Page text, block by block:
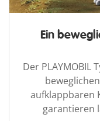
Ein
Der PLAYMOBIL
aufklappbaren
garantieren